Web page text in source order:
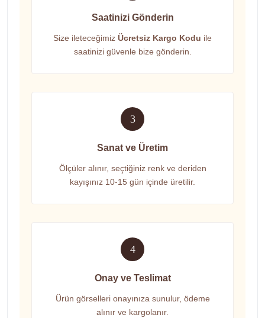
Saatinizi Gönderin
Size ileteceğimiz Ücretsiz Kargo Kodu ile
saatinizi güvenle bize gönderin.
3
Sanat ve Üretim
Ölçüler alınır, seçtiğiniz renk ve deriden
kayışınız 10-15 gün içinde üretilir.
4
Onay ve Teslimat
Ürün görselleri onayınıza sunulur, ödeme
alınır ve kargolanır.